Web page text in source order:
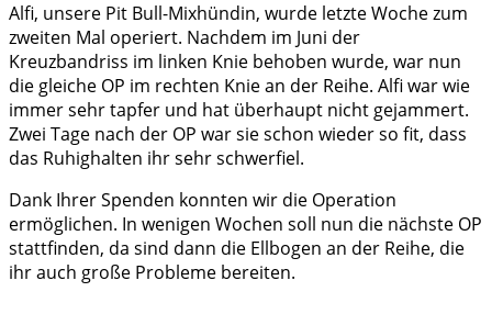
Alfi, unsere Pit Bull-Mixhündin, wurde letzte Woche zum
zweiten Mal operiert. Nachdem im Juni der
Kreuzbandriss im linken Knie behoben wurde, war nun
die gleiche OP im rechten Knie an der Reihe. Alfi war wie
immer sehr tapfer und hat überhaupt nicht gejammert.
Zwei Tage nach der OP war sie schon wieder so fit, dass
das Ruhighalten ihr sehr schwerfiel.
Dank Ihrer Spenden konnten wir die Operation
ermöglichen. In wenigen Wochen soll nun die nächste OP
stattfinden, da sind dann die Ellbogen an der Reihe, die
ihr auch große Probleme bereiten.